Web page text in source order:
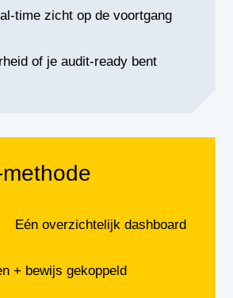
time zicht op de voortgang
of je audit-ready bent
Eén overzichtelijk dashboard
+ bewijs gekoppeld